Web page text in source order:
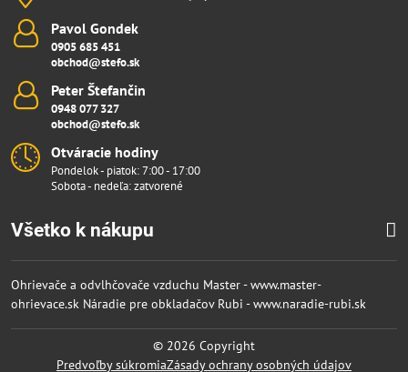
Pavol Gondek
0905 685 451
obchod@stefo.sk
Peter Štefančin
0948 077 327
obchod@stefo.sk
Otváracie hodiny
Pondelok - piatok: 7:00 - 17:00
Sobota - nedeľa: zatvorené
Všetko k nákupu
Ohrievače a odvlhčovače vzduchu Master - www.master-
ohrievace.sk Náradie pre obkladačov Rubi - www.naradie-rubi.sk
© 2026 Copyright
Predvoľby súkromiaZásady ochrany osobných údajov